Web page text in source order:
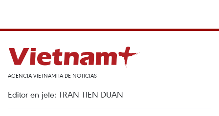
AGENCIA VIETNAMITA DE NOTICIAS
Editor en jefe: TRAN TIEN DUAN